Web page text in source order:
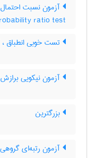
آزمون نسبت احتمال
ratio test
تست خوبی انطباق
آزمون نیکویی برازش
بزرگترین
آزمون رتبه‌ای گروهی